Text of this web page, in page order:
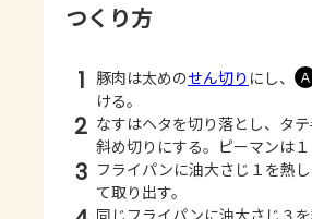
つくり方
1 豚肉は太めのせん切り にし、 Ａ
ける。
2 なすはヘタを切り落とし、タ
斜め切りにする。ピーマンは１
3 フライパンに油大さじ１を熱
て取り出す。